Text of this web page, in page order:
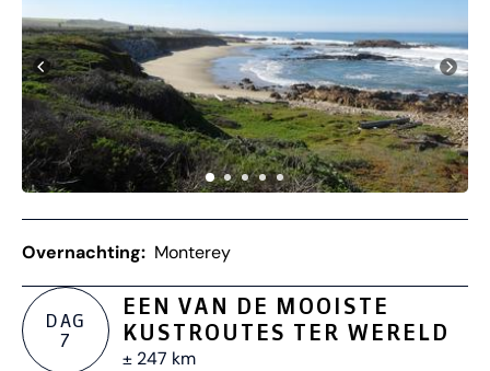
Overnachting: Monterey
DAG
7
EEN VAN DE MOOISTE
KUSTROUTES TER WERELD
± 247 km